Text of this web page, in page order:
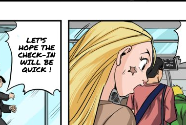
LET'S
HOPE THE
CHECK-IN
WILL BE
QUICK !